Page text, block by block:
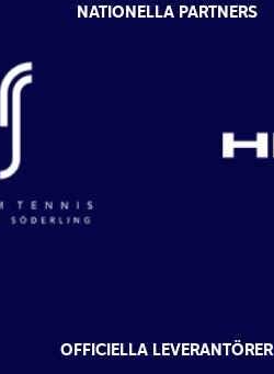
NATIONELLA PARTNERS
OFFICIELLA LEVERANTÖRER